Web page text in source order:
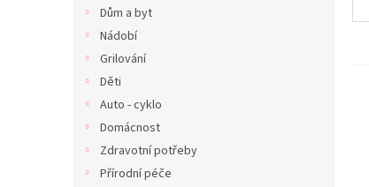
Dům a byt
Nádobí
Grilování
Děti
Auto - cyklo
Domácnost
Zdravotní potřeby
Přírodní péče